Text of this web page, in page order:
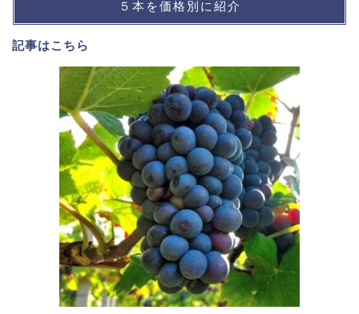
５本を価格別に紹介
記事はこちら